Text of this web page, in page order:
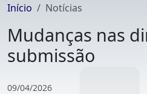
Início Notícias
Mudanças nas
submissão
09/04/2026